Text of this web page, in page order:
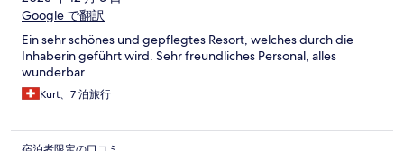
Google で翻訳
Ein sehr schönes und gepflegtes Resort, welches durch die
Inhaberin geführt wird. Sehr freundliches Personal, alles
wunderbar
Kurt、7 泊旅行